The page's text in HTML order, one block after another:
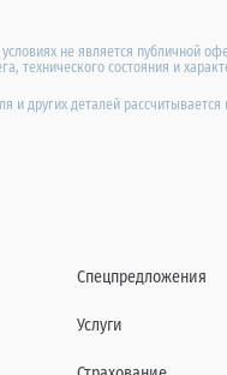
не является публичной
технического состояния и
других деталей
Спецпредложения
Услуги